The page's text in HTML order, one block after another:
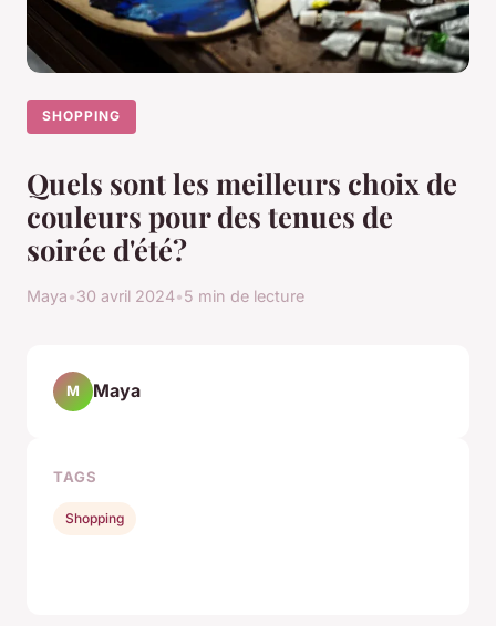
SHOPPING
Quels sont les meilleurs choix de
couleurs pour des tenues de
soirée d'été?
Maya•30 avril 2024•5 min de lecture
M Maya
TAGS
Shopping